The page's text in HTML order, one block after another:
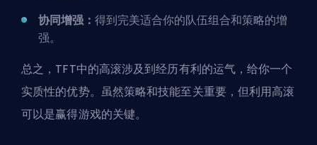
协同增强： 得到完美适合你的队伍组合和策略的增
强。
总之，TFT中的高滚涉及到经历有利的运气，给你一个
实质性的优势。虽然策略和技能至关重要，但利用高滚
可以是赢得游戏的关键。